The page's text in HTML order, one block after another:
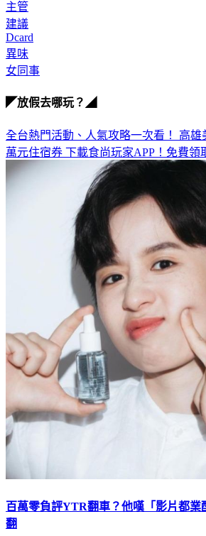
建議
Dcard
異味
女同事
萬元住宿券下載食尚玩家APP！免費領
翻